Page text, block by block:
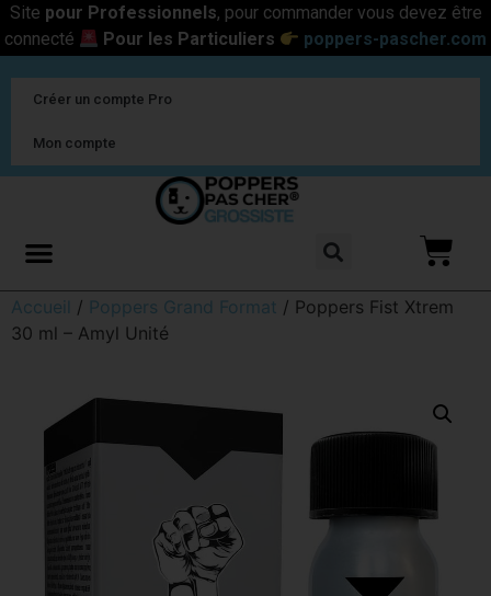
Site pour Professionnels, pour commander vous devez être
connecté
Pour les Particuliers poppers-pascher.com
Créer un compte Pro
Mon compte
Accueil / Poppers Grand Format / Poppers Fist Xtrem
30 ml – Amyl Unité